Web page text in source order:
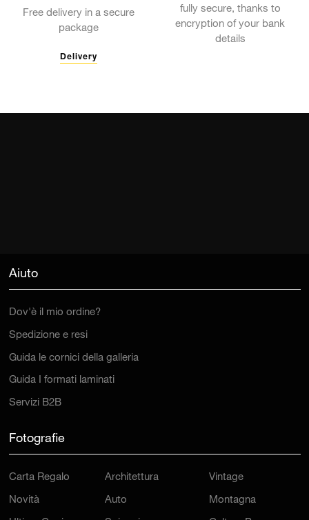
Free delivery in a secure
package
Delivery
fully secure, thanks to
encryption of your bank
details
Aiuto
Dov'è il mio ordine?
Spedizione e resi
Guida le cornici della galleria
Guida I formati laminati
Servizi B2B
Fotografie
Carta Regalo
Novità
Architettura
Auto
Vintage
Montagna